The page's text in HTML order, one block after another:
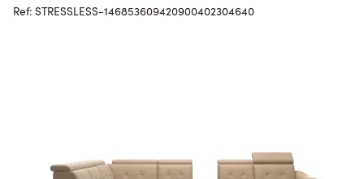
Ref: STRESSLESS-146853609420900402304640